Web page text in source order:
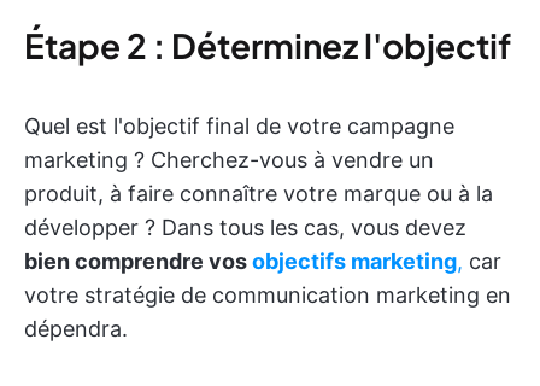
Étape 2 : Déterminez l'objectif
Quel est l'objectif final de votre campagne
marketing ? Cherchez-vous à vendre un
produit, à faire connaître votre marque ou à la
développer ? Dans tous les cas, vous devez
bien comprendre vosobjectifs marketing, car
votre stratégie de communication marketing en
dépendra.